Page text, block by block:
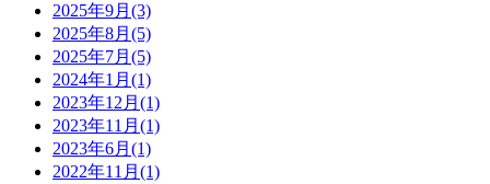
2025年9月(3)
2025年8月(5)
2025年7月(5)
2024年1月(1)
2023年12月(1)
2023年11月(1)
2023年6月(1)
2022年11月(1)